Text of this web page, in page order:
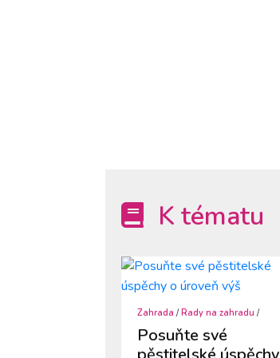
K tématu
Zahrada /Rady na zahradu /
Posuňte své